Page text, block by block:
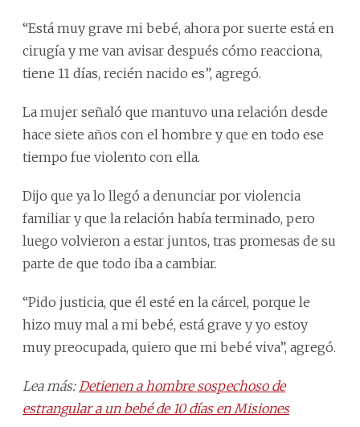
“Está muy grave mi bebé, ahora por suerte está en
cirugía y me van avisar después cómo reacciona,
tiene 11 días, recién nacido es”, agregó.
La mujer señaló que mantuvo una relación desde
hace siete años con el hombre y que en todo ese
tiempo fue violento con ella.
Dijo que ya lo llegó a denunciar por violencia
familiar y que la relación había terminado, pero
luego volvieron a estar juntos, tras promesas de su
parte de que todo iba a cambiar.
“Pido justicia, que él esté en la cárcel, porque le
hizo muy mal a mi bebé, está grave y yo estoy
muy preocupada, quiero que mi bebé viva”, agregó.
Lea más: Detienen a hombre sospechoso de
estrangular a un bebé de 10 días en Misiones